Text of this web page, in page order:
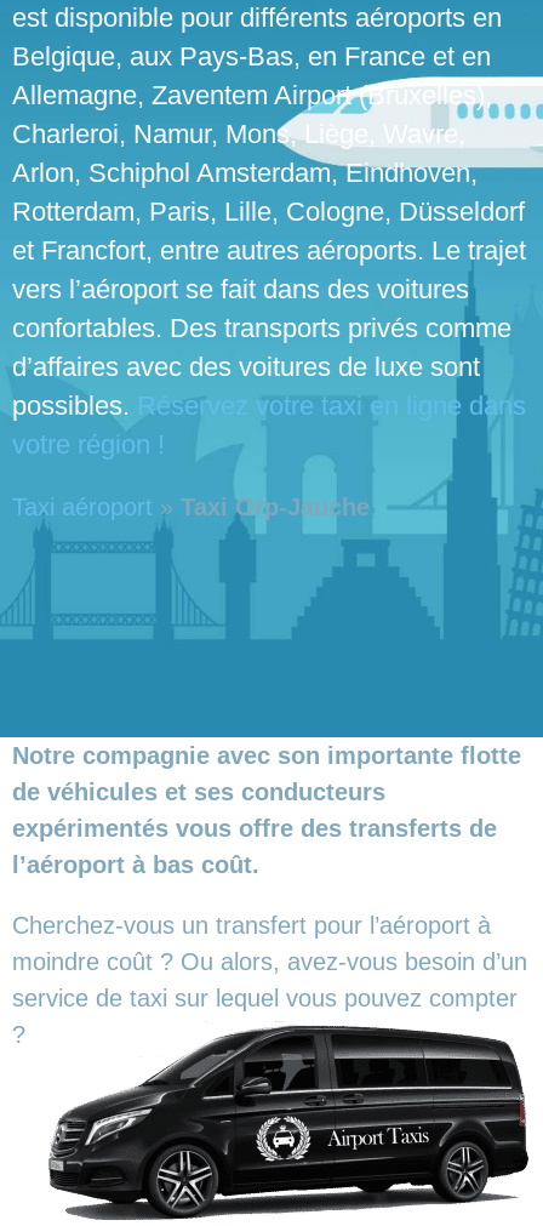
est disponible pour différents aéroports en
Belgique, aux Pays-Bas, en France et en
Allemagne, Zaventem Airport (Bruxelles),
Charleroi, Namur, Mons, Liège, Wavre,
Arlon, Schiphol Amsterdam, Eindhoven,
Rotterdam, Paris, Lille, Cologne, Düsseldorf
et Francfort, entre autres aéroports. Le trajet
vers l’aéroport se fait dans des voitures
confortables. Des transports privés comme
d’affaires avec des voitures de luxe sont
possibles. Réservez votre taxi en ligne dans
votre région !
Taxi aéroport » Taxi Orp-Jauche
Notre compagnie avec son importante flotte
de véhicules et ses conducteurs
expérimentés vous offre des transferts de
l’aéroport à bas coût.
Cherchez-vous un transfert pour l’aéroport à
moindre coût ? Ou alors, avez-vous besoin d’un
service de taxi sur lequel vous pouvez compter
?